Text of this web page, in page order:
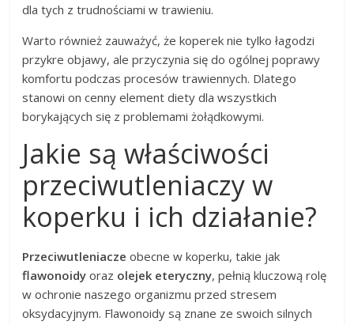
dla tych z trudnościami w trawieniu.
Warto również zauważyć, że koperek nie tylko łagodzi
przykre objawy, ale przyczynia się do ogólnej poprawy
komfortu podczas procesów trawiennych. Dlatego
stanowi on cenny element diety dla wszystkich
borykających się z problemami żołądkowymi.
Jakie są właściwości
przeciwutleniaczy w
koperku i ich działanie?
Przeciwutleniacze obecne w koperku, takie jak
flawonoidy oraz olejek eteryczny, pełnią kluczową rolę
w ochronie naszego organizmu przed stresem
oksydacyjnym. Flawonoidy są znane ze swoich silnych